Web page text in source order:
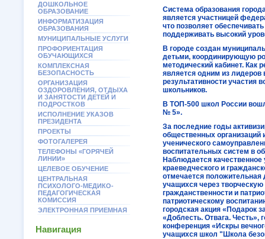
ДОШКОЛЬНОЕ
ОБРАЗОВАНИЕ
ИНФОРМАТИЗАЦИЯ
ОБРАЗОВАНИЯ
МУНИЦИПАЛЬНЫЕ УСЛУГИ
ПРОФОРИЕНТАЦИЯ
ОБУЧАЮЩИХСЯ
КОМПЛЕКСНАЯ
БЕЗОПАСНОСТЬ
ОРГАНИЗАЦИЯ
ОЗДОРОВЛЕНИЯ, ОТДЫХА
И ЗАНЯТОСТИ ДЕТЕЙ И
ПОДРОСТКОВ
ИСПОЛНЕНИЕ УКАЗОВ
ПРЕЗИДЕНТА
ПРОЕКТЫ
ФОТОГАЛЕРЕЯ
ТЕЛЕФОНЫ «ГОРЯЧЕЙ
ЛИНИИ»
ЦЕЛЕВОЕ ОБУЧЕНИЕ
ЦЕНТРАЛЬНАЯ
ПСИХОЛОГО-МЕДИКО-
ПЕДАГОГИЧЕСКАЯ
КОМИССИЯ
ЭЛЕКТРОННАЯ ПРИЕМНАЯ
Навигация
Система образования
является участницей
что позволяет
поддерживать высокий
В городе создан
детьми, координирующую
методический кабинет. Как
является одним из лидеров
результативности участия
школьников.
В ТОП-500 школ России
№ 5».
За последние годы
общественных
ученического
воспитательных систем в
Наблюдается
краеведческого и
отмечается положительная
учащихся через
гражданственности и
патриотическому
городская акция «Подарок
«Доблесть. Отвага. Честь»,
конференция «Искры
учащихся школ "Школа